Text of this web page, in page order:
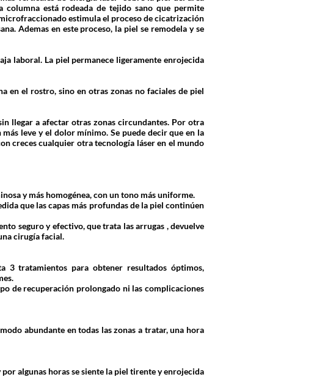
está rodeada de tejido sano que permite
estimula el proceso de cicatrización
Ademas en este proceso, la piel se remodela y se
laboral. La piel permanece ligeramente enrojecida
en el rostro, sino en otras zonas no faciales de piel
llegar a afectar otras zonas circundantes. Por otra
leve y el dolor mínimo. Se puede decir que en la
creces cualquier otra tecnología láser en el mundo
y más homogénea, con un tono más uniforme.
que las capas más profundas de la piel continúen
seguro y efectivo, que trata las arrugas , devuelve
cirugía facial.
3 tratamientos para obtener resultados óptimos,
de recuperación prolongado ni las complicaciones
abundante en todas las zonas a tratar, una hora
algunas horas se siente la piel tirente y enrojecida